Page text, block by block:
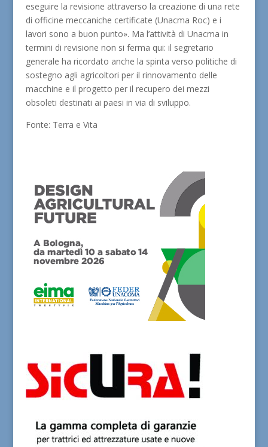
eseguire la revisione attraverso la creazione di una rete
di officine meccaniche certificate (Unacma Roc) e i
lavori sono a buon punto». Ma l’attività di Unacma in
termini di revisione non si ferma qui: il segretario
generale ha ricordato anche la spinta verso politiche di
sostegno agli agricoltori per il rinnovamento delle
macchine e il progetto per il recupero dei mezzi
obsoleti destinati ai paesi in via di sviluppo.
Fonte: Terra e Vita